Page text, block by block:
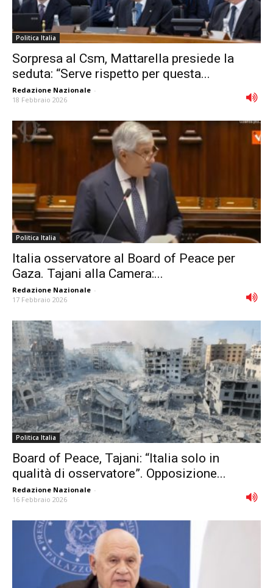
Politica Italia
Sorpresa al Csm, Mattarella presiede la
seduta: “Serve rispetto per questa...
Redazione Nazionale -
18 Febbraio 2026
Politica Italia
Italia osservatore al Board of Peace per
Gaza. Tajani alla Camera:...
Redazione Nazionale -
17 Febbraio 2026
Politica Italia
Board of Peace, Tajani: “Italia solo in
qualità di osservatore”. Opposizione...
Redazione Nazionale -
16 Febbraio 2026